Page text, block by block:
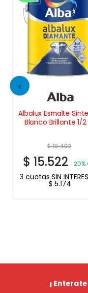
Albalux Esmalte
Blanco Brillante 1/2
$19.402
$ 15.522 20%
3 cuotas SIN
$ 5.174
¡